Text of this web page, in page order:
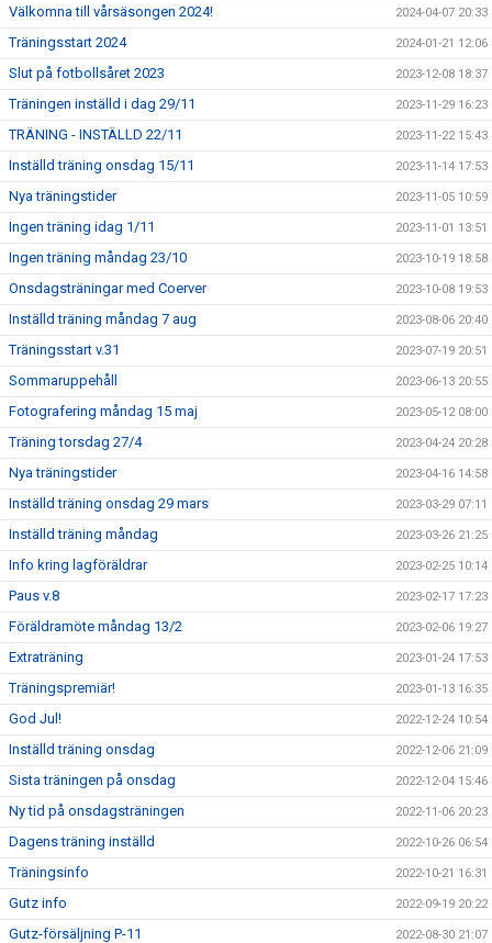
Välkomna till vårsäsongen 2024! 2024-04-07 20:33
Träningsstart 2024 2024-01-21 12:06
Slut på fotbollsåret 2023 2023-12-08 18:37
Träningen inställd i dag 29/11 2023-11-29 16:23
TRÄNING - INSTÄLLD 22/11 2023-11-22 15:43
Inställd träning onsdag 15/11 2023-11-14 17:53
Nya träningstider 2023-11-05 10:59
Ingen träning idag 1/11 2023-11-01 13:51
Ingen träning måndag 23/10 2023-10-19 18:58
Onsdagsträningar med Coerver 2023-10-08 19:53
Inställd träning måndag 7 aug 2023-08-06 20:40
Träningsstart v.31 2023-07-19 20:51
Sommaruppehåll 2023-06-13 20:55
Fotografering måndag 15 maj 2023-05-12 08:00
Träning torsdag 27/4 2023-04-24 20:28
Nya träningstider 2023-04-16 14:58
Inställd träning onsdag 29 mars 2023-03-29 07:11
Inställd träning måndag 2023-03-26 21:25
Info kring lagföräldrar 2023-02-25 10:14
Paus v.8 2023-02-17 17:23
Föräldramöte måndag 13/2 2023-02-06 19:27
Extraträning 2023-01-24 17:53
Träningspremiär! 2023-01-13 16:35
God Jul! 2022-12-24 10:54
Inställd träning onsdag 2022-12-06 21:09
Sista träningen på onsdag 2022-12-04 15:46
Ny tid på onsdagsträningen 2022-11-06 20:23
Dagens träning inställd 2022-10-26 06:54
Träningsinfo 2022-10-21 16:31
Gutz info 2022-09-19 20:22
Gutz-försäljning P-11 2022-08-30 21:07